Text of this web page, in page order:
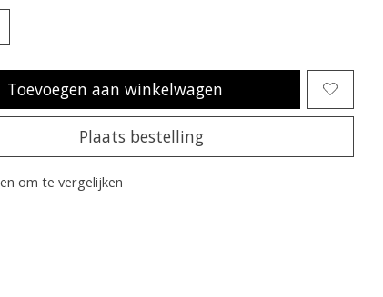
Toevoegen aan winkelwagen
Plaats bestelling
om te vergelijken